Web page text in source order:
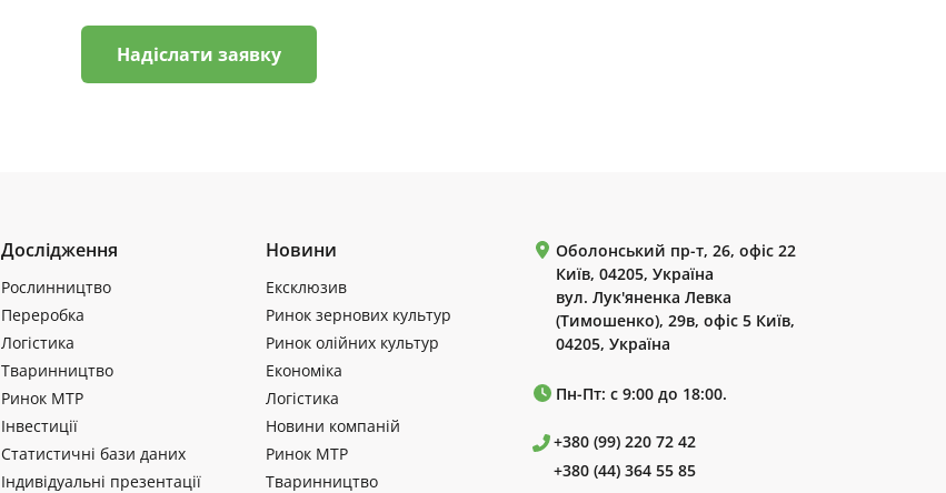
Надіслати заявку
Дослідження
Рослинництво
Переробка
Логістика
Тваринництво
Ринок МТР
Інвестиції
Статистичні бази даних
Індивідуальні презентації
Новини
Ексклюзив
Ринок зернових культур
Ринок олійних культур
Економіка
Логістика
Новини компаній
Ринок МТР
Тваринництво
Оболонський пр-т, 26, офіс 22
Київ, 04205, Україна
вул. Лук'яненка Левка
(Тимошенко), 29в, офіс 5 Київ,
04205, Україна
Пн-Пт: с 9:00 до 18:00.
+380 (99) 220 72 42
+380 (44) 364 55 85